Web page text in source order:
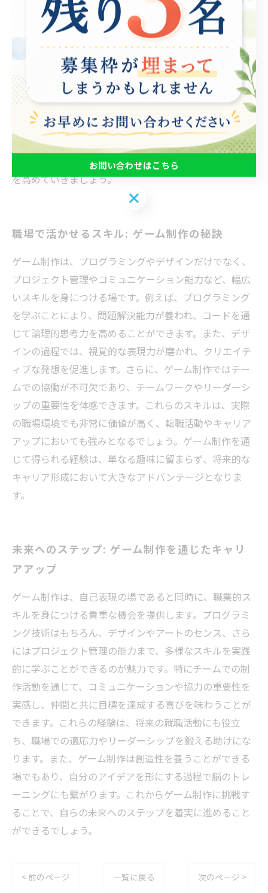
ン分野では、美的センスを磨くだけでなく、ユーザーエ
クスペリエンスを考慮した設計を学ぶことで、顧客のニ
ーズに応える力も養えます。 また、ゲーム制作はプロジ
ェクト管理のスキルを育てる場でもあります。チームメ
ンバーとのコミュニケーションや役割分担を通じて、協
力することの重要性を実感し、リーダーシップや調整力
を向上させることができます。こうしたスキルは職場で
も必要不可欠であり、就労支援の一環として有効です。
ゲーム制作を通じて自身の可能性を広げ、職業的な自信
を高めていきましょう。
職場で活かせるスキル: ゲーム制作の秘訣
ゲーム制作は、プログラミングやデザインだけでなく、
プロジェクト管理やコミュニケーション能力など、幅広
いスキルを身につける場です。例えば、プログラミング
を学ぶことにより、問題解決能力が養われ、コードを通
じて論理的思考力を高めることができます。また、デザ
インの過程では、視覚的な表現力が磨かれ、クリエイテ
ィブな発想を促進します。さらに、ゲーム制作ではチー
ムでの協働が不可欠であり、チームワークやリーダーシ
ップの重要性を体感できます。これらのスキルは、実際
の職場環境でも非常に価値が高く、転職活動やキャリア
アップにおいても強みとなるでしょう。ゲーム制作を通
じて得られる経験は、単なる趣味に留まらず、将来的な
キャリア形成において大きなアドバンテージとなりま
す。
未来へのステップ: ゲーム制作を通じたキャリ
アアップ
ゲーム制作は、自己表現の場であると同時に、職業的ス
キルを身につける貴重な機会を提供します。プログラミ
ング技術はもちろん、デザインやアートのセンス、さら
にはプロジェクト管理の能力まで、多様なスキルを実践
的に学ぶことができるのが魅力です。特にチームでの制
作活動を通じて、コミュニケーションや協力の重要性を
実感し、仲間と共に目標を達成する喜びを味わうことが
できます。これらの経験は、将来の就職活動にも役立
ち、職場での適応力やリーダーシップを鍛える助けにな
ります。また、ゲーム制作は創造性を養うことができる
場でもあり、自分のアイデアを形にする過程で脳のトレ
ーニングにも繋がります。これからゲーム制作に挑戦す
ることで、自らの未来へのステップを着実に進めること
ができるでしょう。
< 前のページ 一覧に戻る 次のページ >
お問い合わせはこちら
お問い合わせはこちら